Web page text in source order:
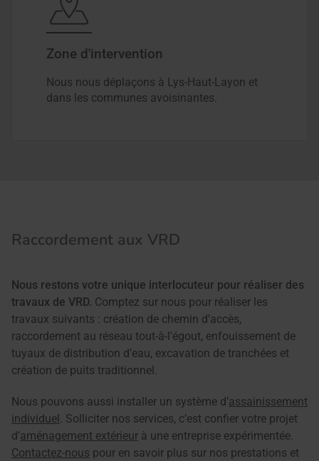
Zone d'intervention
Nous nous déplaçons à Lys-Haut-Layon et
dans les communes avoisinantes.
Raccordement aux VRD
Nous restons votre unique interlocuteur pour réaliser des
travaux de VRD. Comptez sur nous pour réaliser les
travaux suivants : création de chemin d’accès,
raccordement au réseau tout-à-l’égout, enfouissement de
tuyaux de distribution d’eau, excavation de tranchées et
création de puits traditionnel.
Nous pouvons aussi installer un système d’assainissement
individuel . Solliciter nos services, c’est confier votre projet
d’aménagement extérieur à une entreprise expérimentée.
Contactez-nous pour en savoir plus sur nos prestations et